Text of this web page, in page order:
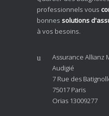
professionnels vous
bonnes solutions
à vos besoins.
Assurance Allianz
Audigié
7 Rue des
75017 Paris
Orias 13009277